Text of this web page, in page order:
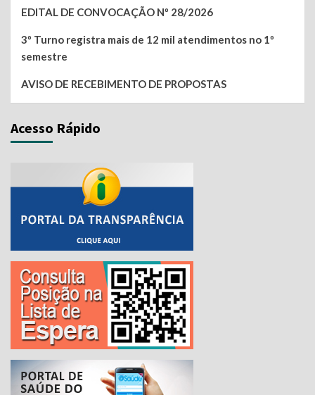
EDITAL DE CONVOCAÇÃO Nº 28/2026
3º Turno registra mais de 12 mil atendimentos no 1º
semestre
AVISO DE RECEBIMENTO DE PROPOSTAS
Acesso Rápido